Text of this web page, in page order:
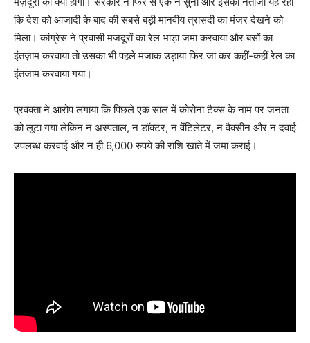
कि देश को आजादी के बाद की सबसे बड़ी मानवीय त्रासदी का मंजर देखने को
मिला। कांग्रेस ने प्रवासी मजदूरों का रेल भाड़ा जमा करवाया और बसों का
इंतज़ाम करवाया तो उसका भी पहले मजाक उड़ाया फिर जा कर कहीं-कहीं रेल का
इंतजाम करवाया गया।
प्रवक्ता ने आरोप लगाया कि पिछले एक साल में कोरोना टैक्स के नाम पर जनता
को लूटा गया लेकिन न अस्पताल, न डॉक्टर, न वेंटिलेटर, न वैक्सीन और न दवाई
उपलब्ध करवाई और न ही 6,000 रुपये की राशि खाते में जमा कराई।